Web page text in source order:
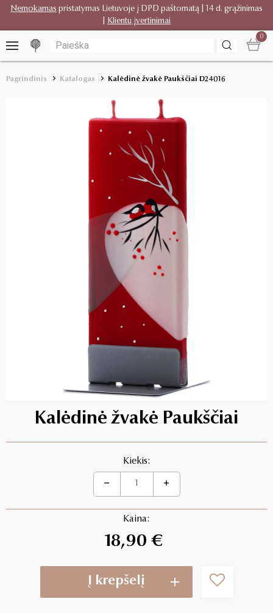
Nemokamas pristatymas Lietuvoje į DPD paštomatą | 14 d. grąžinimas
Klientų įvertinimai
0
Pagrindinis Katalogas Kalėdinė žvakė Paukščiai D24016
Kalėdinė žvakė Paukščiai
Kiekis:
Kaina:
18,90 €
Į krepšelį